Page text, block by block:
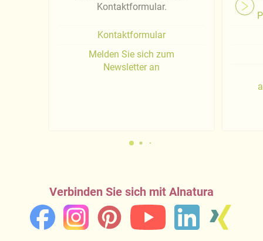
Kontaktformular.
Kontaktformular
Melden Sie sich zum
Newsletter an
Verbinden Sie sich mit Alnatura